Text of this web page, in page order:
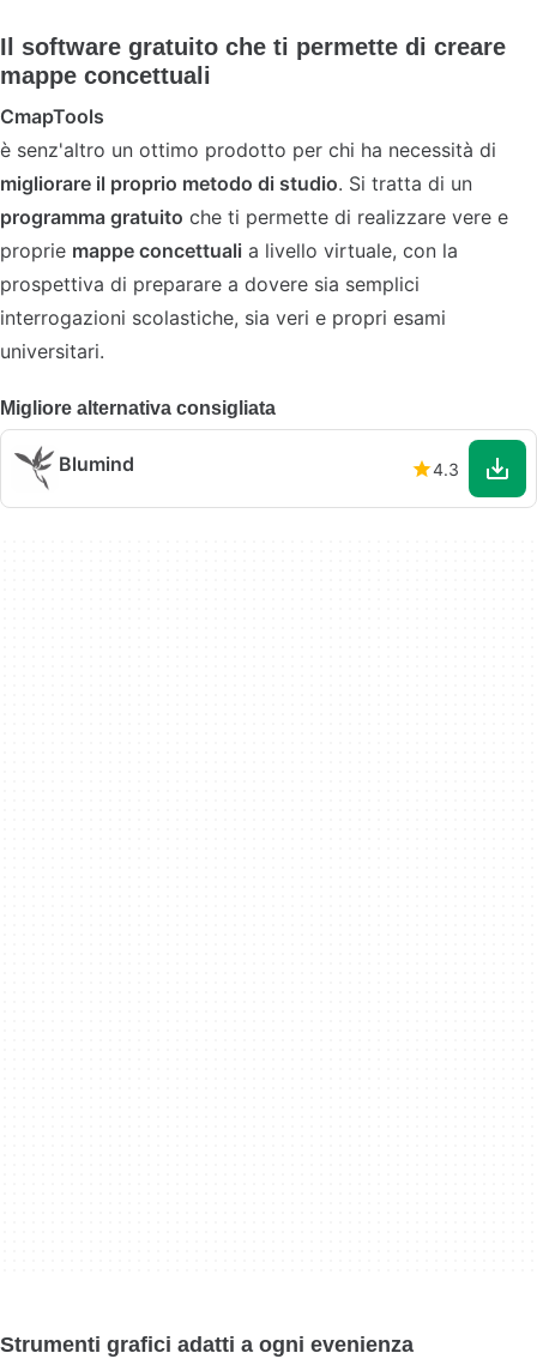
Il software gratuito che ti permette di creare
mappe concettuali
CmapTools
è senz'altro un ottimo prodotto per chi ha necessità di
migliorare il proprio metodo di studio. Si tratta di un
programma gratuito che ti permette di realizzare vere e
proprie mappe concettuali a livello virtuale, con la
prospettiva di preparare a dovere sia semplici
interrogazioni scolastiche, sia veri e propri esami
universitari.
Migliore alternativa consigliata
Blumind 4.3
Strumenti grafici adatti a ogni evenienza